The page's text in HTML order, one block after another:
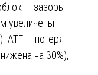
— зазоры
увеличены
ATF — потеря
на 30%),